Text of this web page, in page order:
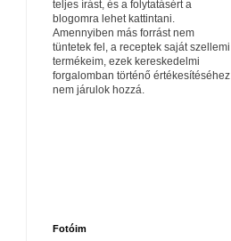
teljes írást, és a folytatásért a
blogomra lehet kattintani.
Amennyiben más forrást nem
tüntetek fel, a receptek saját szellemi
termékeim, ezek kereskedelmi
forgalomban történő értékesítéséhez
nem járulok hozzá.
Fotóim